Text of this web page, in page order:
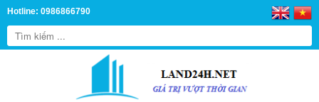
Hotline: 0986866790